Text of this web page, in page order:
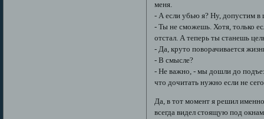
меня.
- А если убью я? Ну, допустим в
- Ты не сможешь. Хотя, только
отстал. А теперь ты станешь
- Да, круто поворачивается
- В смысле?
- Не важно, - мы дошли до
что дочитать нужно если не
Да, в тот момент я решил
всегда видел стоящую под